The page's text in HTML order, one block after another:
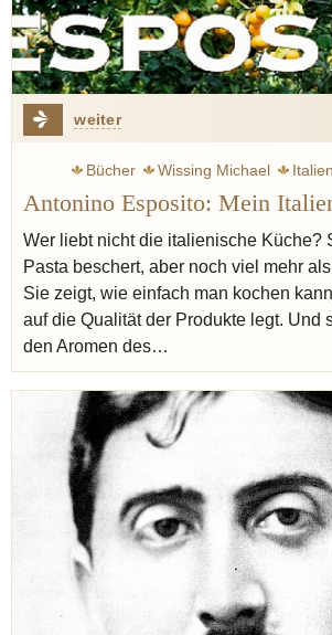
weiter
Bücher Wissing Michael Italien
Pizza
Baden Fisch
Artusi Pellegrino
Antonino Esposito: Mein
Wer liebt nicht die italienische Küche?
Pasta beschert, aber noch viel mehr
Sie zeigt, wie einfach man kochen
auf die Qualität der Produkte legt. Und
den Aromen des…